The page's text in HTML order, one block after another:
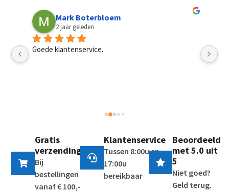
Mark Boterbloem
2 jaar geleden
Goede klantenservice.
Gratis
verzending
Bij
bestellingen
vanaf € 100,-
Klantenservice
Tussen 8:00u en
17:00u
bereikbaar
Beoordeeld
met 5.0 uit
5
Niet goed?
Geld terug.